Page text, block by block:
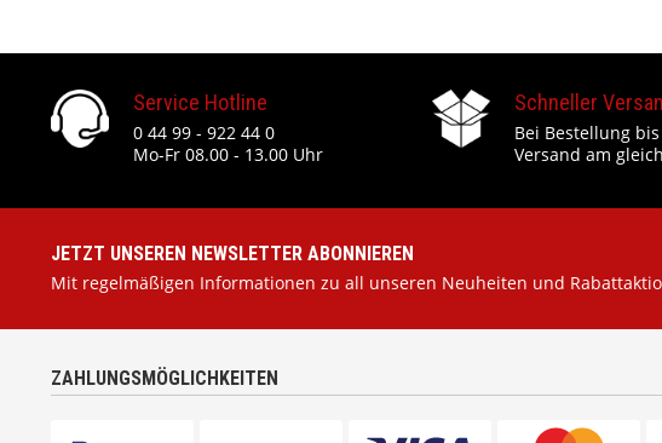
Service Hotline
0 44 99 - 922 44 0
Mo-Fr 08.00 - 13.00 Uhr
Schneller
Bei Bestellung
Versand am
JETZT UNSEREN NEWSLETTER ABONNIEREN
Mit regelmäßigen Informationen zu all unseren Neuheiten und
ZAHLUNGSMÖGLICHKEITEN